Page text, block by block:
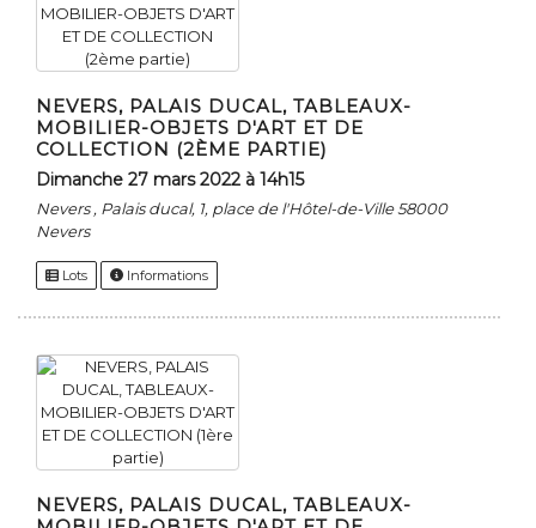
NEVERS, PALAIS DUCAL, TABLEAUX-
MOBILIER-OBJETS D'ART ET DE
COLLECTION (2ÈME PARTIE)
dimanche 27 mars 2022 à 14h15
Nevers , Palais ducal, 1, place de l'Hôtel-de-Ville 58000
Nevers
Lots Informations
NEVERS, PALAIS DUCAL, TABLEAUX-